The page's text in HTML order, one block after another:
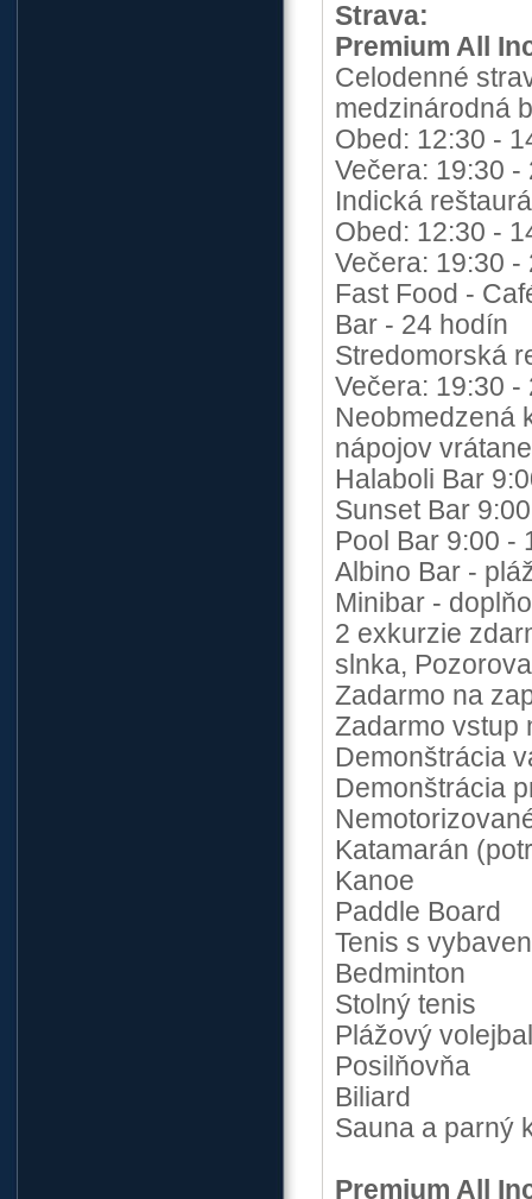
Strava:
Premium All
Celodenné
medzinárodná
Obed: 12:30 -
Večera: 19:30 -
Indická
Obed: 12:30 -
Večera: 19:30 -
Fast Food -
Bar - 24 hodín
Stredomorská
Večera: 19:30 -
Neobmedzená
nápojov
Halaboli Bar
Sunset Bar
Pool Bar 9:00 -
Albino Bar -
Minibar -
2 exkurzie
slnka,
Zadarmo na
Zadarmo vstup
Demonštrácia
Demonštrácia
Katamarán
Kanoe
Paddle Board
Tenis s
Bedminton
Stolný tenis
Plážový volejbal
Posilňovňa
Biliard
Sauna a parný
Premium All